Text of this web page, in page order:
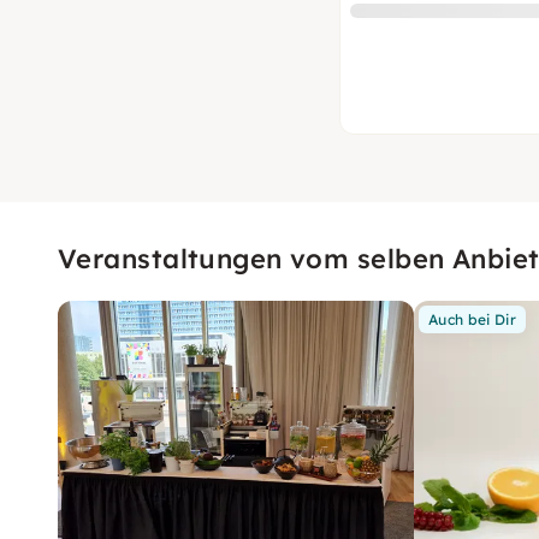
Veranstaltungen vom selben
Auch bei Dir